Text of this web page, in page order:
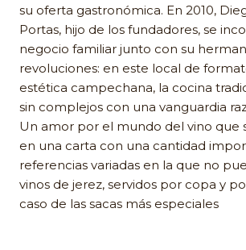
su oferta gastronómica. En 2010,
Portas, hijo de los fundadores, se
negocio familiar junto con su
revoluciones: en este local de
estética campechana, la cocina
sin complejos con una vanguardia
Un amor por el mundo del vino que
en una carta con una cantidad
referencias variadas en la que no
vinos de jerez, servidos por copa y
caso de las sacas más especiales